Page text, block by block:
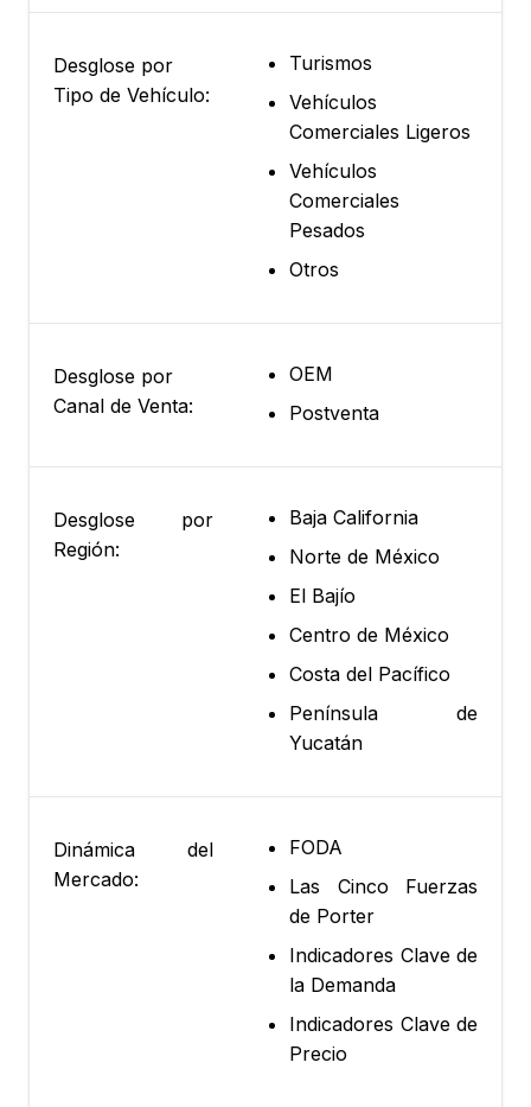
Desglose por
Tipo de Vehículo:
Turismos
Vehículos
Comerciales Ligeros
Vehículos
Comerciales
Pesados
Otros
Desglose por
Canal de Venta:
OEM
Postventa
Desglose por
Región:
Baja California
Norte de México
El Bajío
Centro de México
Costa del Pacífico
Península de
Yucatán
Dinámica del
Mercado:
FODA
Las Cinco Fuerzas
de Porter
Indicadores Clave de
la Demanda
Indicadores Clave de
Precio